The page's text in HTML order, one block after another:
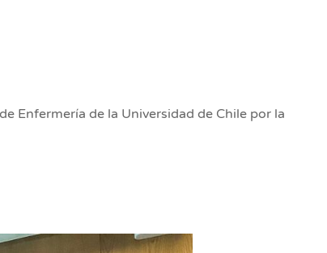
Enfermería de la Universidad de Chile por la